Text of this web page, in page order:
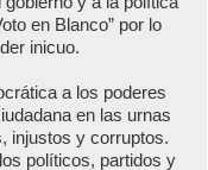
en Blanco” por lo
inicuo.
a los poderes
en las urnas
injustos y corruptos.
políticos, partidos y